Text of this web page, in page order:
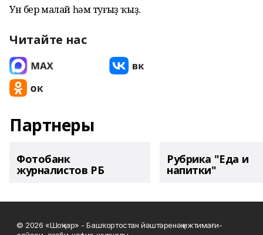
Ун бер малай һәм туғыҙ ҡыҙ.
Читайте нас
Партнеры
Фотобанк
журналистов РБ
Рубрика "Еда и
напитки"
© 2026 «Шоңҡар» - Башҡортостан йәштәренәң ижтимағи-